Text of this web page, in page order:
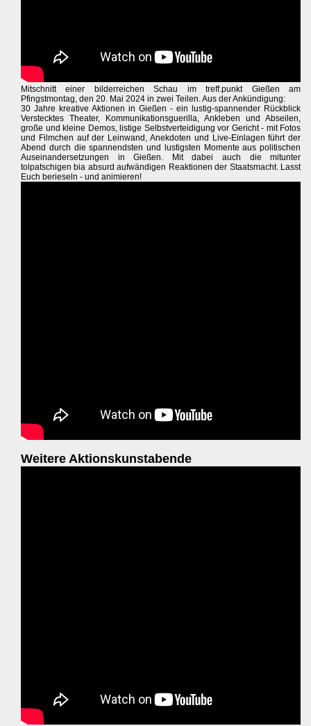
Mitschnitt einer bilderreichen Schau im treff.punkt Gießen am
Pfingstmontag, den 20. Mai 2024 in zwei Teilen. Aus der Ankündigung:
30 Jahre kreative Aktionen in Gießen - ein lustig-spannender Rückblick
Verstecktes Theater, Kommunikationsguerilla, Ankleben und Abseilen,
große und kleine Demos, listige Selbstverteidigung vor Gericht - mit Fotos
und Filmchen auf der Leinwand, Anekdoten und Live-Einlagen führt der
Abend durch die spannendsten und lustigsten Momente aus politischen
Auseinandersetzungen in Gießen. Mit dabei auch die mitunter
tolpatschigen bia absurd aufwändigen Reaktionen der Staatsmacht. Lasst
Euch berieseln - und animieren!
Weitere Aktionskunstabende